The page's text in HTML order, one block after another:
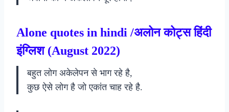
Alone quotes in hindi /अलोन कोट्स हिंदी
इंग्लिश (August 2022)
बहुत लोग अकेलेपन से भाग रहे है,
कुछ ऐसे लोग है जो एकांत चाह रहे है.